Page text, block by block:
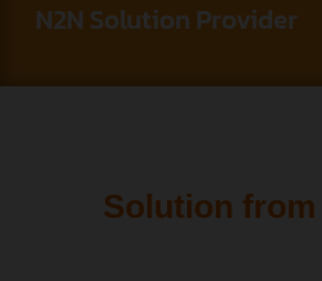
N2N Solution Provider
Solution from